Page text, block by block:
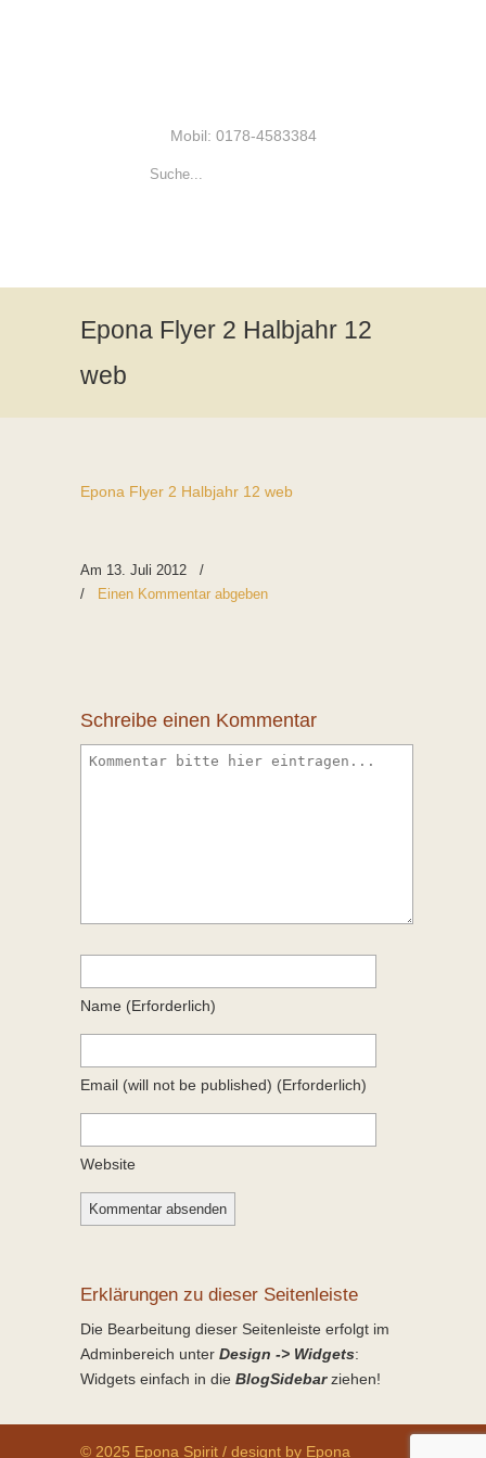
Mobil: 0178-4583384
Epona Flyer 2 Halbjahr 12
web
Epona Flyer 2 Halbjahr 12 web
Am 13. Juli 2012
/
/
Einen Kommentar abgeben
Schreibe einen Kommentar
Name (erforderlich)
Email (will not be published) (erforderlich)
Website
Erklärungen zu dieser Seitenleiste
Die Bearbeitung dieser Seitenleiste erfolgt im
Adminbereich unter Design -> Widgets:
Widgets einfach in die BlogSidebarziehen!
© 2025 Epona Spirit / designt by Epona